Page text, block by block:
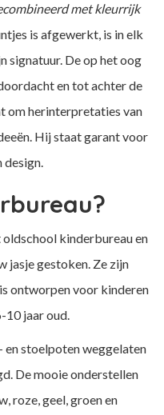
met kleurrijk
is afgewerkt, is in elk
signatuur. De op het oog
en tot achter de
om herinterpretaties van
Hij staat garant voor
kinderbureau en
jasje gestoken. Ze zijn
ontworpen voor kinderen
10 jaar oud.
stoelpoten weggelaten
De mooie onderstellen
roze, geel, groen en